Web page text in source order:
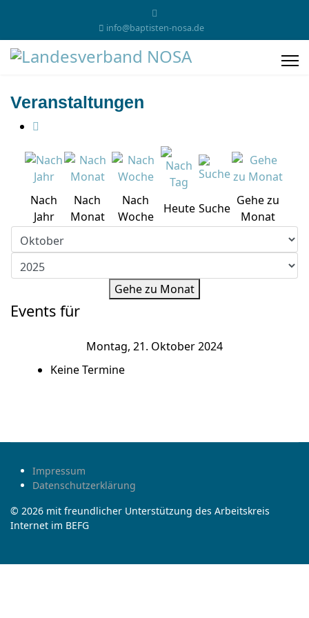
info@baptisten-nosa.de
Veranstaltungen
Nach
Jahr
Nach
Monat
Nach
Woche
Heute Suche
Gehe zu
Monat
Gehe zu Monat
Events für
Montag, 21. Oktober 2024
Keine Termine
Impressum
Datenschutzerklärung
© 2026 mit freundlicher Unterstützung des Arbeitskreis
Internet im BEFG